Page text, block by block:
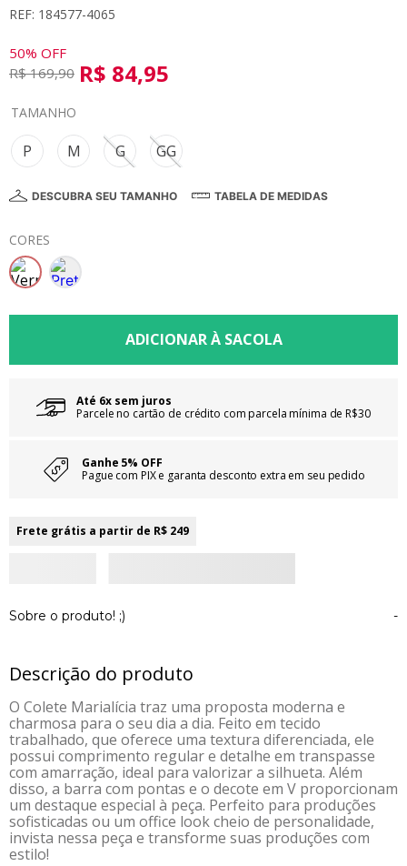
REF: 184577-4065
50% OFF
R$ 169,90 R$ 84,95
TAMANHO
P M G GG
DESCUBRA SEU TAMANHO TABELA DE MEDIDAS
CORES
Até 6x sem juros
Parcele no cartão de crédito com parcela mínima de R$30
Ganhe 5% OFF
Pague com PIX e garanta desconto extra em seu pedido
Frete grátis a partir de R$ 249
Sobre o produto! ;) -
Descrição do produto
O Colete Marialícia traz uma proposta moderna e
charmosa para o seu dia a dia. Feito em tecido
trabalhado, que oferece uma textura diferenciada, ele
possui comprimento regular e detalhe em transpasse
com amarração, ideal para valorizar a silhueta. Além
disso, a barra com pontas e o decote em V proporcionam
um destaque especial à peça. Perfeito para produções
sofisticadas ou um office look cheio de personalidade,
invista nessa peça e transforme suas produções com
estilo!
8 º
calça
9º
10º colorittá